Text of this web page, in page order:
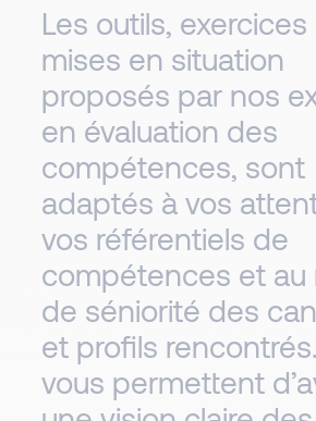
Les outils, exercices
mises en situation
proposés par nos
en évaluation des
compétences, sont
adaptés à vos
vos référentiels de
compétences et au
de séniorité des
et profils
vous permettent